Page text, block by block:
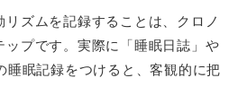
ズムを記録することは、クロノ
ップです。実際に「睡眠日誌」や
睡眠記録をつけると、客観的に把